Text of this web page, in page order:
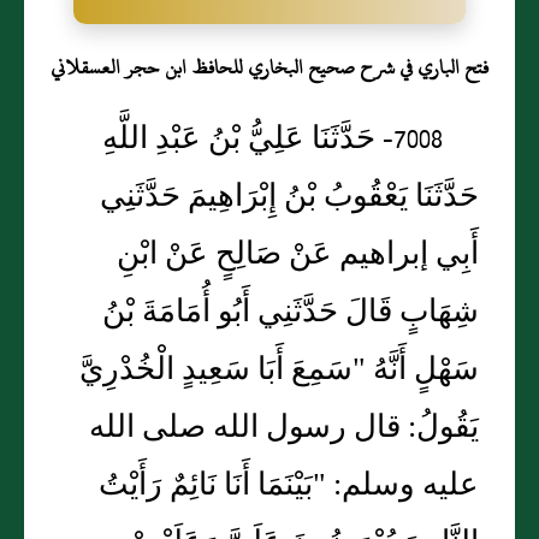
فتح الباري في شرح صحيح البخاري للحافظ ابن حجر العسقلاني
7008- حَدَّثَنَا عَلِيُّ بْنُ عَبْدِ اللَّهِ
حَدَّثَنَا يَعْقُوبُ بْنُ إِبْرَاهِيمَ حَدَّثَنِي
أَبِي إبراهيم عَنْ صَالِحٍ عَنْ ابْنِ
شِهَابٍ قَالَ حَدَّثَنِي أَبُو أُمَامَةَ بْنُ
سَهْلٍ أَنَّهُ "سَمِعَ أَبَا سَعِيدٍ الْخُدْرِيَّ
يَقُولُ: قال رسول الله صلى الله
عليه وسلم: "بَيْنَمَا أَنَا نَائِمٌ رَأَيْتُ